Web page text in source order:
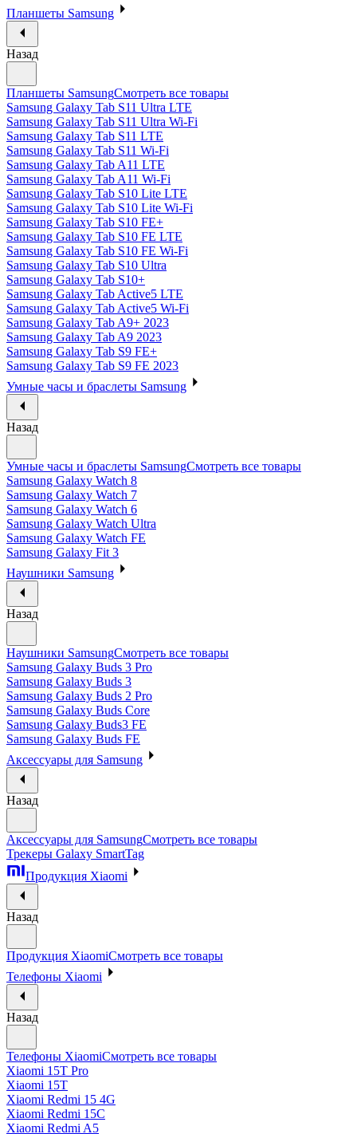
Планшеты Samsung
Назад
Планшеты SamsungСмотреть все товары
Samsung Galaxy Tab S11 Ultra LTE
Samsung Galaxy Tab S11 Ultra Wi-Fi
Samsung Galaxy Tab S11 LTE
Samsung Galaxy Tab S11 Wi-Fi
Samsung Galaxy Tab A11 LTE
Samsung Galaxy Tab A11 Wi-Fi
Samsung Galaxy Tab S10 Lite LTE
Samsung Galaxy Tab S10 Lite Wi-Fi
Samsung Galaxy Tab S10 FE+
Samsung Galaxy Tab S10 FE LTE
Samsung Galaxy Tab S10 FE Wi-Fi
Samsung Galaxy Tab S10 Ultra
Samsung Galaxy Tab S10+
Samsung Galaxy Tab Active5 LTE
Samsung Galaxy Tab Active5 Wi-Fi
Samsung Galaxy Tab A9+ 2023
Samsung Galaxy Tab A9 2023
Samsung Galaxy Tab S9 FE+
Samsung Galaxy Tab S9 FE 2023
Умные часы и браслеты Samsung
Назад
Умные часы и браслеты SamsungСмотреть все товары
Samsung Galaxy Watch 8
Samsung Galaxy Watch 7
Samsung Galaxy Watch 6
Samsung Galaxy Watch Ultra
Samsung Galaxy Watch FE
Samsung Galaxy Fit 3
Наушники Samsung
Назад
Наушники SamsungСмотреть все товары
Samsung Galaxy Buds 3 Pro
Samsung Galaxy Buds 3
Samsung Galaxy Buds 2 Pro
Samsung Galaxy Buds Core
Samsung Galaxy Buds3 FE
Samsung Galaxy Buds FE
Аксессуары для Samsung
Назад
Аксессуары для SamsungСмотреть все товары
Трекеры Galaxy SmartTag
Продукция Xiaomi
Назад
Продукция XiaomiСмотреть все товары
Телефоны Xiaomi
Назад
Телефоны XiaomiСмотреть все товары
Xiaomi 15T Pro
Xiaomi 15T
Xiaomi Redmi 15 4G
Xiaomi Redmi 15C
Xiaomi Redmi A5